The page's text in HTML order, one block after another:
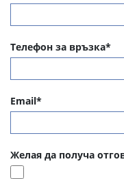
Телефон за връзка*
Email*
Желая да получа